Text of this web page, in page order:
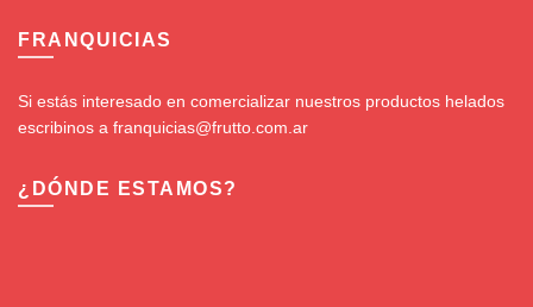
FRANQUICIAS
Si estás interesado en comercializar nuestros productos helados
escribinos a franquicias@frutto.com.ar
¿DÓNDE ESTAMOS?